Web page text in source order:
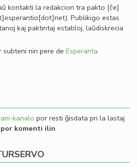
kontakti la redakcion tra pakto [ĉe]
. Publikigo estas
kaj paktintaj establoj, laŭdiskrecia
nin pere de Esperanta
kanalo por resti ĝisdata pri la lastaj
komenti ilin.